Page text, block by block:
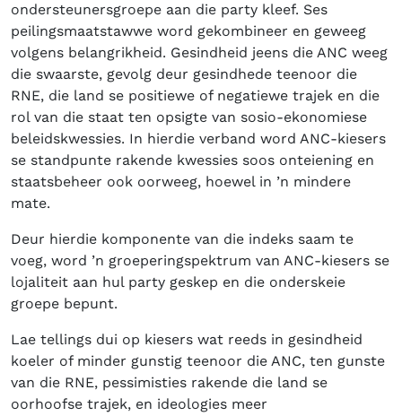
ondersteunersgroepe aan die party kleef. Ses
peilingsmaatstawwe word gekombineer en geweeg
volgens belangrikheid. Gesindheid jeens die ANC weeg
die swaarste, gevolg deur gesindhede teenoor die
RNE, die land se positiewe of negatiewe trajek en die
rol van die staat ten opsigte van sosio-ekonomiese
beleidskwessies. In hierdie verband word ANC-kiesers
se standpunte rakende kwessies soos onteiening en
staatsbeheer ook oorweeg, hoewel in ’n mindere
mate.
Deur hierdie komponente van die indeks saam te
voeg, word ’n groeperingspektrum van ANC-kiesers se
lojaliteit aan hul party geskep en die onderskeie
groepe bepunt.
Lae tellings dui op kiesers wat reeds in gesindheid
koeler of minder gunstig teenoor die ANC, ten gunste
van die RNE, pessimisties rakende die land se
oorhoofse trajek, en ideologies meer